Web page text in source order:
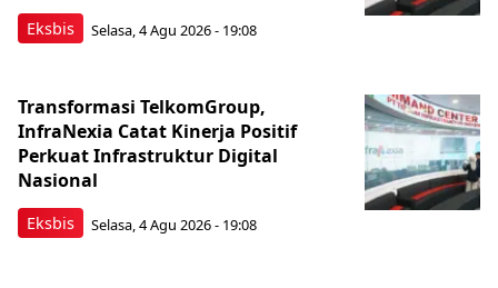
Eksbis Selasa, 4 Agu 2026 - 19:08
Eksbis
Transformasi TelkomGroup,
InfraNexia Catat Kinerja Positif
Perkuat Infrastruktur Digital
Nasional
Selasa, 4 Agu 2026 - 19:08